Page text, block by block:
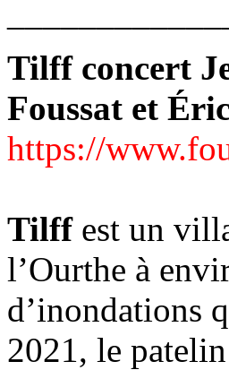
Tilff concert
Foussat et
https://
Tilffest un
l’Ourthe à
d’inondations
2021, le